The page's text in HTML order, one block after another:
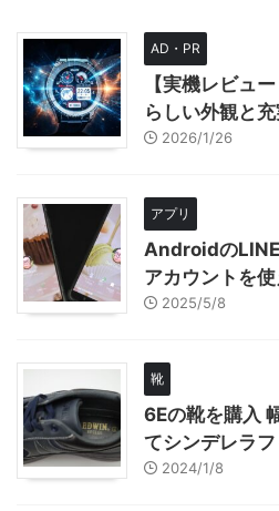
AD・PR
【実機レビュ
らしい外観と
2026/1/26
アプリ
Androidの
アカウントを
2025/5/8
靴
6Eの靴を購入
てシンデレラ
2024/1/8